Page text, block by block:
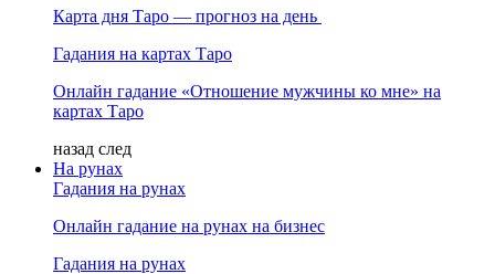
Карта дня Таро — прогноз на день
Гадания на картах Таро
Онлайн гадание «Отношение мужчины ко мне» на
картах Таро
назад след
На рунах
Гадания на рунах
Онлайн гадание на рунах на бизнес
Гадания на рунах